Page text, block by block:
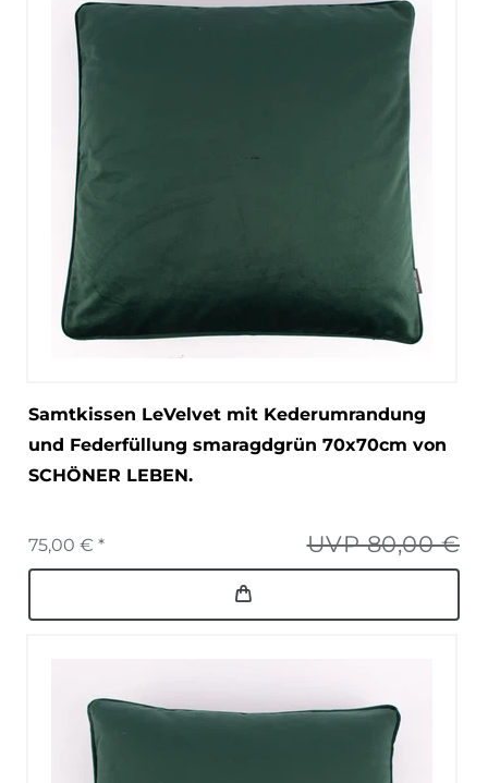
Samtkissen LeVelvet mit Kederumrandung
und Federfüllung smaragdgrün 70x70cm von
SCHÖNER LEBEN.
UVP 80,00 €
75,00 € *